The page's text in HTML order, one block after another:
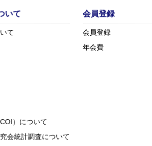
いて
て
）について
会統計調査について
会員登録
会員登録
年会費